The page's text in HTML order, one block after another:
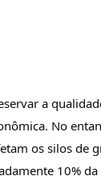
a
No
os silos de
10%